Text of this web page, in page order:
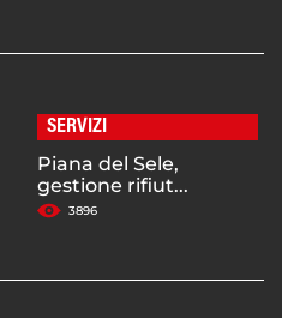
SERVIZI
Piana del Sele,
gestione rifiut...
3896